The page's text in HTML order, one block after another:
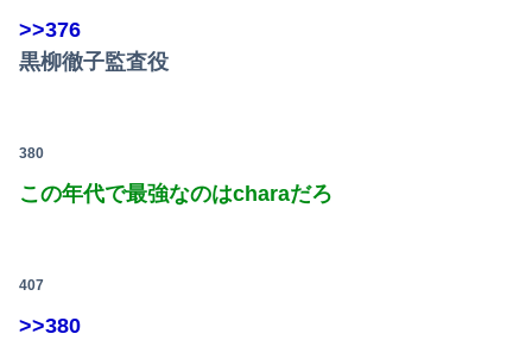
>>376
黒柳徹子監査役
380
この年代で最強なのはcharaだろ
407
>>380